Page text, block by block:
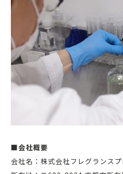
■会社概要
会社名：株式会社フレグランス